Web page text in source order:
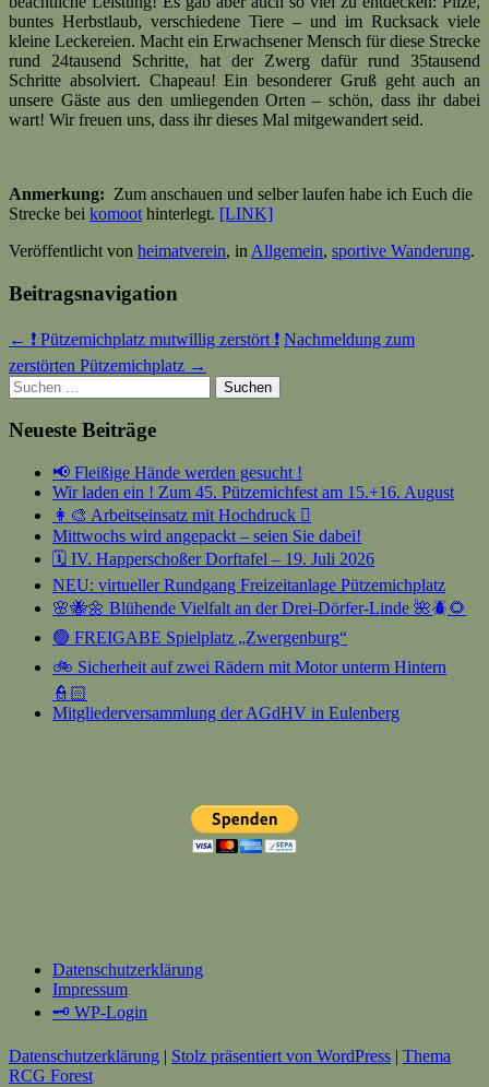
buntes Herbstlaub, verschiedene Tiere – und im Rucksack viele
kleine Leckereien. Macht ein Erwachsener Mensch für diese Strecke
rund 24tausend Schritte, hat der Zwerg dafür rund 35tausend
Schritte absolviert. Chapeau! Ein besonderer Gruß geht auch an
unsere Gäste aus den umliegenden Orten – schön, dass ihr dabei
wart! Wir freuen uns, dass ihr dieses Mal mitgewandert seid.
Anmerkung: Zum anschauen und selber laufen habe ich Euch die
Strecke bei komoot hinterlegt. [LINK]
Veröffentlicht von heimatverein, in Allgemein, sportive Wanderung.
Beitragsnavigation
← ❗ Pützemichplatz mutwillig zerstört ❗ Nachmeldung zum
zerstörten Pützemichplatz →
Suchen
nach:
Neueste Beiträge
📢 Fleißige Hände werden gesucht !
Wir laden ein ! Zum 45. Pützemichfest am 15.+16. August
👩‍🎨 Arbeitseinsatz mit Hochdruck 🫟
Mittwochs wird angepackt – seien Sie dabei!
🗓️ IV. Happerschoßer Dorftafel – 19. Juli 2026
NEU: virtueller Rundgang Freizeitanlage Pützemichplatz
🌸🐝🌼 Blühende Vielfalt an der Drei-Dörfer-Linde 🌺🪲🌻
🟢 FREIGABE Spielplatz „Zwergenburg“
🚲 Sicherheit auf zwei Rädern mit Motor unterm Hintern
👮🏻
Mitgliederversammlung der AGdHV in Eulenberg
Datenschutzerklärung
Impressum
🗝️ WP-Login
Datenschutzerklärung | Stolz präsentiert von WordPress | Thema
RCG Forest